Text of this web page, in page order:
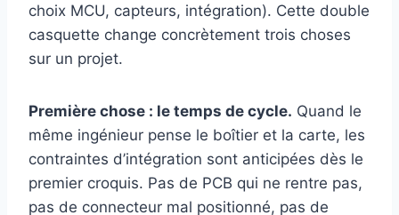
choix MCU, capteurs, intégration). Cette double
casquette change concrètement trois choses
sur un projet.
Première chose : le temps de cycle. Quand le
même ingénieur pense le boîtier et la carte, les
contraintes d’intégration sont anticipées dès le
premier croquis. Pas de PCB qui ne rentre pas,
pas de connecteur mal positionné, pas de